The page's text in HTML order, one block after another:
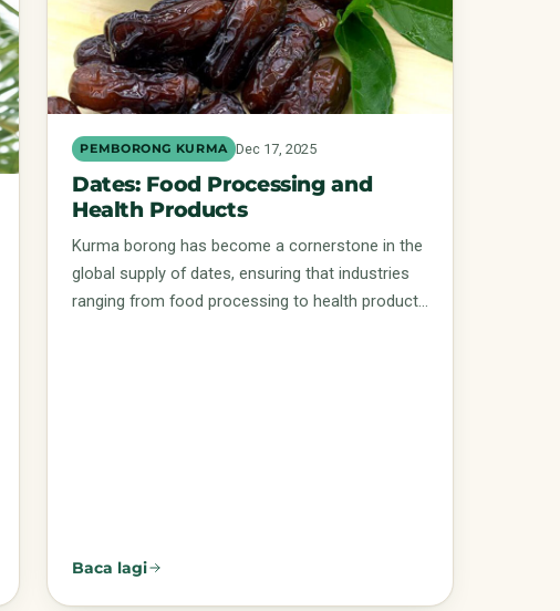
PEMBORONG KURMA Dec 17, 2025
Dates: Food Processing and
Health Products
Kurma borong has become a cornerstone in the
global supply of dates, ensuring that industries
ranging from food processing to health product…
Baca lagi